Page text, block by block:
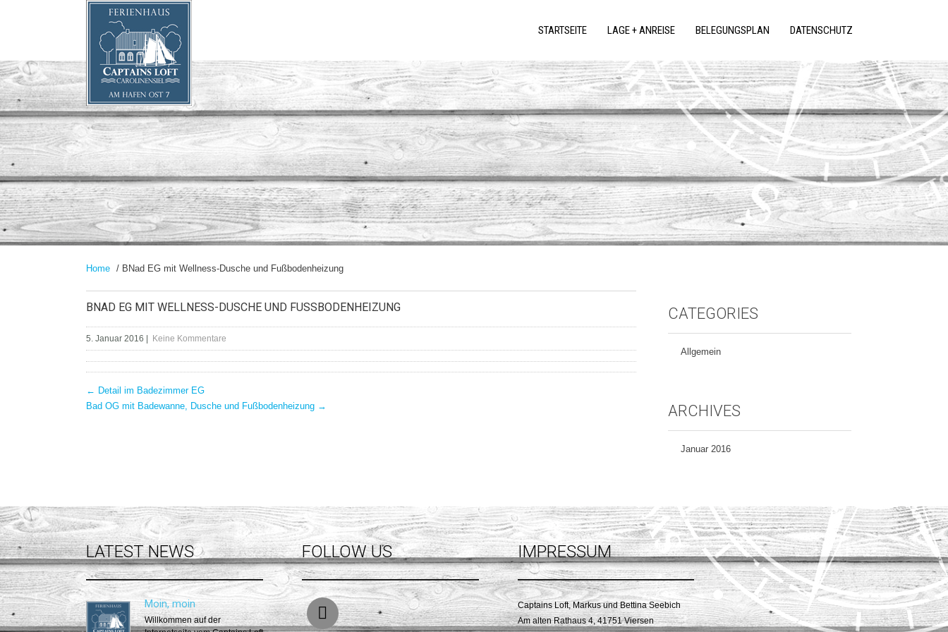
STARTSEITE LAGE + ANREISE BELEGUNGSPLAN DATENSCHUTZ
Home / BNad EG mit Wellness-Dusche und Fußbodenheizung
BNAD EG MIT WELLNESS-DUSCHE UND FUSSBODENHEIZUNG
5. Januar 2016 | Keine Kommentare
POST
← Detail im Badezimmer EG
Bad OG mit Badewanne, Dusche und Fußbodenheizung →
CATEGORIES
Allgemein
ARCHIVES
Januar 2016
LATEST NEWS
Moin, moin
Willkommen auf der
FOLLOW US IMPRESSUM
Captains Loft, Markus und Bettina Seebich
Am alten Rathaus 4, 41751 Viersen